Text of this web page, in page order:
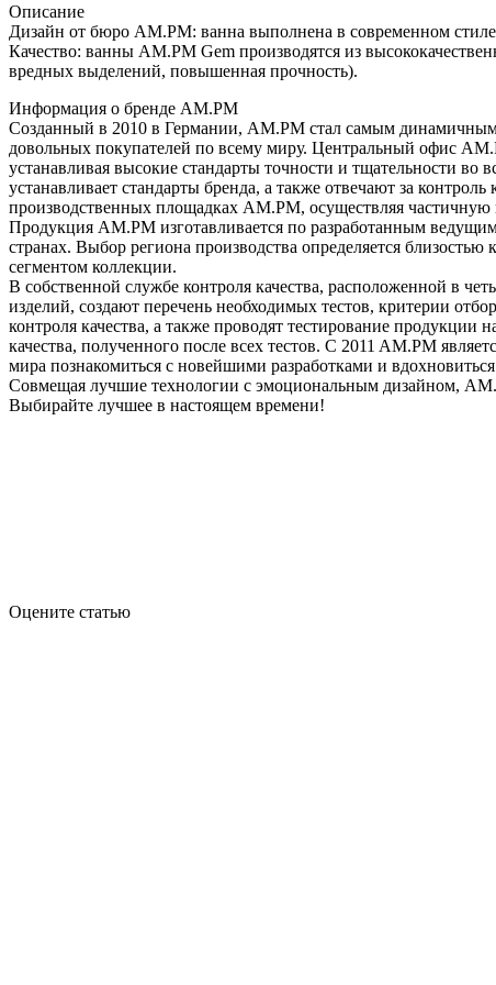
Описание
Дизайн от бюро AM.PM: ванна выполнена в современном
Качество: ванны AM.PM Gem производятся из
вредных выделений, повышенная прочность).
Информация о бренде AM.PM
Созданный в 2010 в Германии, AM.PM стал самым
довольных покупателей по всему миру. Центральный офис
устанавливая высокие стандарты точности и тщательности
устанавливает стандарты бренда, а также отвечают за
производственных площадках АМ.РМ, осуществляя частичную
Продукция АМ.РМ изготавливается по разработанным
странах. Выбор региона производства определяется
сегментом коллекции.
В собственной службе контроля качества, расположенной в
изделий, создают перечень необходимых тестов, критерии
контроля качества, а также проводят тестирование
качества, полученного после всех тестов. C 2011 AM.PM
мира познакомиться с новейшими разработками и
Совмещая лучшие технологии с эмоциональным дизайном,
Выбирайте лучшее в настоящем времени!
Оцените статью